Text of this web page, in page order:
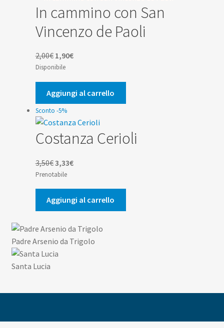
In cammino con San
Vincenzo de Paoli
2,00€ Il
prezzo
originale
era:
2,00€.
1,90€Il
attuale
è:
1,90€.
Disponibile
Aggiungi al carrello
Sconto -5%
Costanza Cerioli
3,50€ Il
prezzo
originale
era:
3,50€.
3,33€Il
attuale
è:
3,33€.
Prenotabile
Aggiungi al carrello
Padre Arsenio da Trigolo
Santa Lucia